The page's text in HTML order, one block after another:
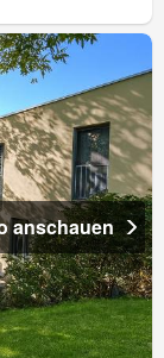
anschauen